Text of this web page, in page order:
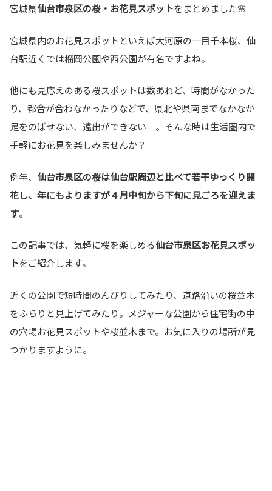
宮城県仙台市泉区の桜・お花見スポットをまとめました🌸
宮城県内のお花見スポットといえば大河原の一目千本桜、仙
台駅近くでは榴岡公園や西公園が有名ですよね。
他にも見応えのある桜スポットは数あれど、時間がなかった
り、都合が合わなかったりなどで、県北や県南までなかなか
足をのばせない、遠出ができない…。そんな時は生活圏内で
手軽にお花見を楽しみませんか？
例年、 仙台市泉区の桜は仙台駅周辺と比べて若干ゆっくり開
花し、年にもよりますが４月中旬から下旬に見ごろを迎えま
す。
この記事では、気軽に桜を楽しめる仙台市泉区お花見スポッ
トをご紹介します。
近くの公園で短時間のんびりしてみたり、道路沿いの桜並木
をふらりと見上げてみたり。メジャーな公園から住宅街の中
の穴場お花見スポットや桜並木まで。お気に入りの場所が見
つかりますように。